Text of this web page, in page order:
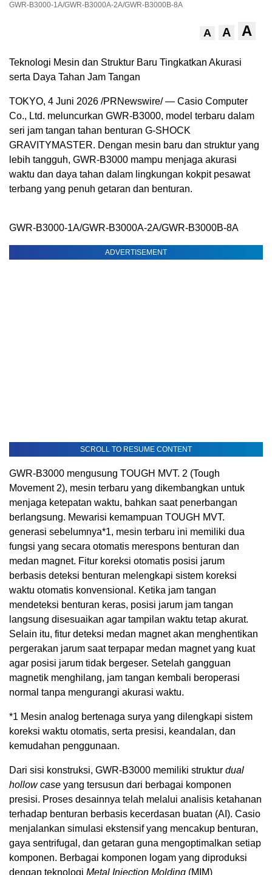
GWR-B3000-1A/GWR-B3000A-2A/GWR-B3000B-8A
A A A
Teknologi Mesin dan Struktur Baru Tingkatkan Akurasi
serta Daya Tahan Jam Tangan
TOKYO, 4 Juni 2026 /PRNewswire/ — Casio Computer
Co., Ltd. meluncurkan GWR-B3000, model terbaru dalam
seri jam tangan tahan benturan G-SHOCK
GRAVITYMASTER. Dengan mesin baru dan struktur yang
lebih tangguh, GWR-B3000 mampu menjaga akurasi
waktu dan daya tahan dalam lingkungan kokpit pesawat
terbang yang penuh getaran dan benturan.
GWR-B3000-1A/GWR-B3000A-2A/GWR-B3000B-8A
ADVERTISEMENT
SCROLL TO RESUME CONTENT
GWR-B3000 mengusung TOUGH MVT. 2 (Tough
Movement 2), mesin terbaru yang dikembangkan untuk
menjaga ketepatan waktu, bahkan saat penerbangan
berlangsung. Mewarisi kemampuan TOUGH MVT.
generasi sebelumnya*1, mesin terbaru ini memiliki dua
fungsi yang secara otomatis merespons benturan dan
medan magnet. Fitur koreksi otomatis posisi jarum
berbasis deteksi benturan melengkapi sistem koreksi
waktu otomatis konvensional. Ketika jam tangan
mendeteksi benturan keras, posisi jarum jam tangan
langsung disesuaikan agar tampilan waktu tetap akurat.
Selain itu, fitur deteksi medan magnet akan menghentikan
pergerakan jarum saat terpapar medan magnet yang kuat
agar posisi jarum tidak bergeser. Setelah gangguan
magnetik menghilang, jam tangan kembali beroperasi
normal tanpa mengurangi akurasi waktu.
*1 Mesin analog bertenaga surya yang dilengkapi sistem
koreksi waktu otomatis, serta presisi, keandalan, dan
kemudahan penggunaan.
Dari sisi konstruksi, GWR-B3000 memiliki struktur dual
hollow case yang tersusun dari berbagai komponen
presisi. Proses desainnya telah melalui analisis ketahanan
terhadap benturan berbasis kecerdasan buatan (AI). Casio
menjalankan simulasi ekstensif yang mencakup benturan,
gaya sentrifugal, dan getaran guna mengoptimalkan setiap
komponen. Berbagai komponen logam yang diproduksi
dengan teknologi Metal Injection Molding (MIM)